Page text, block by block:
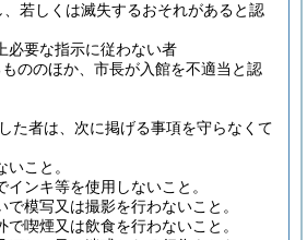
若しくは滅失するおそれがあると認
必要な指示に従わない者
ののほか、市長が入館を不適当と認
た者は、次に掲げる事項を守らなくて
いこと。
インキ等を使用しないこと。
で模写又は撮影を行わないこと。
で喫煙又は飲食を行わないこと。